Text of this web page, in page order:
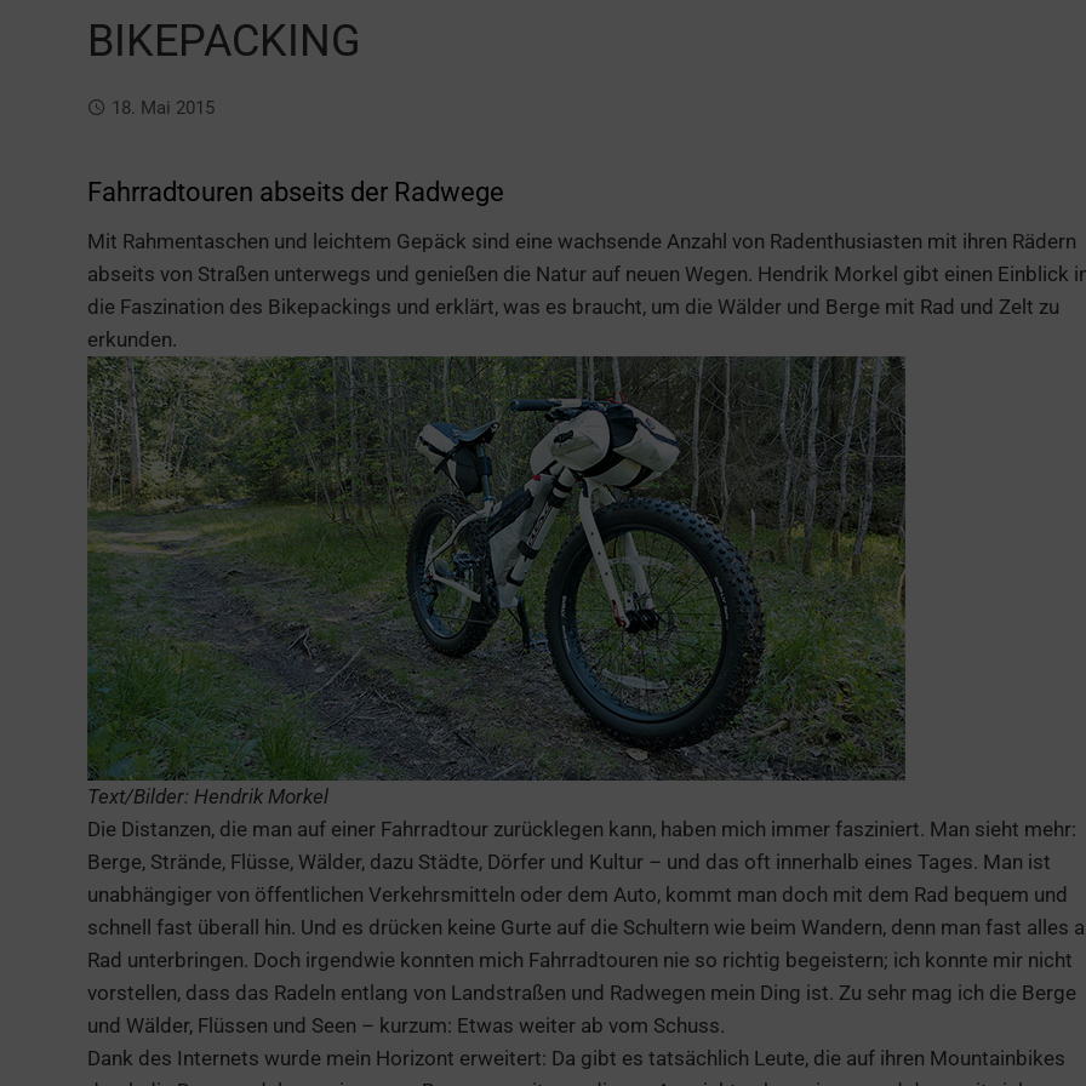
BIKEPACKING
18. Mai 2015
Fahrradtouren abseits der Radwege
Mit Rahmentaschen und leichtem Gepäck sind eine wachsende Anzahl von Radenthusiasten mit ihren Rädern
abseits von Straßen unterwegs und genießen die Natur auf neuen Wegen. Hendrik Morkel gibt einen Einblick
die Faszination des Bikepackings und erklärt, was es braucht, um die Wälder und Berge mit Rad und Zelt zu
erkunden.
Text/Bilder: Hendrik Morkel
Die Distanzen, die man auf einer Fahrradtour zurücklegen kann, haben mich immer fasziniert. Man sieht mehr:
Berge, Strände, Flüsse, Wälder, dazu Städte, Dörfer und Kultur – und das oft innerhalb eines Tages. Man ist
unabhängiger von öffentlichen Verkehrsmitteln oder dem Auto, kommt man doch mit dem Rad bequem und
schnell fast überall hin. Und es drücken keine Gurte auf die Schultern wie beim Wandern, denn man fast alles
Rad unterbringen. Doch irgendwie konnten mich Fahrradtouren nie so richtig begeistern; ich konnte mir nicht
vorstellen, dass das Radeln entlang von Landstraßen und Radwegen mein Ding ist. Zu sehr mag ich die Berge
und Wälder, Flüssen und Seen – kurzum: Etwas weiter ab vom Schuss.
Dank des Internets wurde mein Horizont erweitert: Da gibt es tatsächlich Leute, die auf ihren Mountainbikes